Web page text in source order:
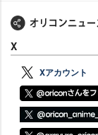
X
Xアカウント